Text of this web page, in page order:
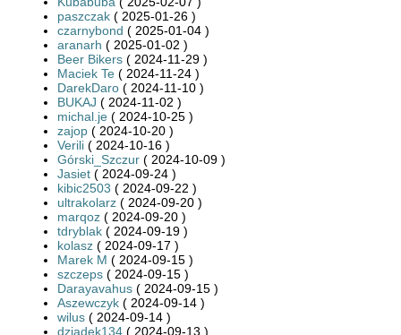
paszczak ( 2025-01-26 )
czarnybond ( 2025-01-04 )
aranarh ( 2025-01-02 )
Beer Bikers ( 2024-11-29 )
Maciek Te ( 2024-11-24 )
DarekDaro ( 2024-11-10 )
BUKAJ ( 2024-11-02 )
michal.je ( 2024-10-25 )
zajop ( 2024-10-20 )
Verili ( 2024-10-16 )
Górski_Szczur ( 2024-10-09 )
Jasiet ( 2024-09-24 )
kibic2503 ( 2024-09-22 )
ultrakolarz ( 2024-09-20 )
marqoz ( 2024-09-20 )
tdryblak ( 2024-09-19 )
kolasz ( 2024-09-17 )
Marek M ( 2024-09-15 )
szczeps ( 2024-09-15 )
Darayavahus ( 2024-09-15 )
Aszewczyk ( 2024-09-14 )
wilus ( 2024-09-14 )
dziadek134 ( 2024-09-13 )